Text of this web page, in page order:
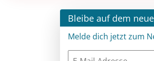
Bleibe auf dem
Melde dich jetzt zum